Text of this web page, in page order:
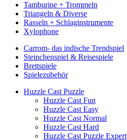
Tamburine + Trommeln
Triangeln & Diverse
Rasseln + Schlaginstrumente
Xylophone
Carrom- das indische Trendspiel
Steinchenspiel & Reisespiele
Brettspiele
Spielezubehör
Huzzle Cast Puzzle
Huzzle Cast Fun
Huzzle Cast Easy
Huzzle Cast Normal
Huzzle Cast Hard
Huzzle Cast Puzzle Expert